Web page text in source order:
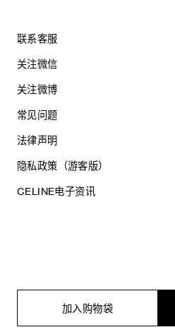
加入购物袋
联系客服
关注微信
关注微博
常见问题
法律声明
隐私政策（游客版）
CELINE电子资讯
思琳商贸（上海）有限公司
沪公网安备 31010602005569
电子营业执照